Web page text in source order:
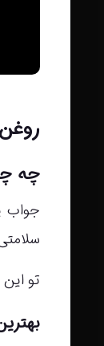
چه
جواب
تو